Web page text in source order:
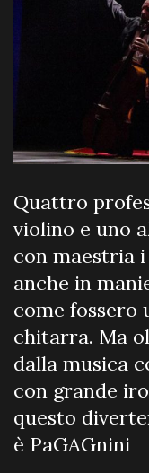
Quattro
violino e uno
con maestria
anche in
come fossero
chitarra. Ma
dalla musica
con grande
questo
è PaGAGnini